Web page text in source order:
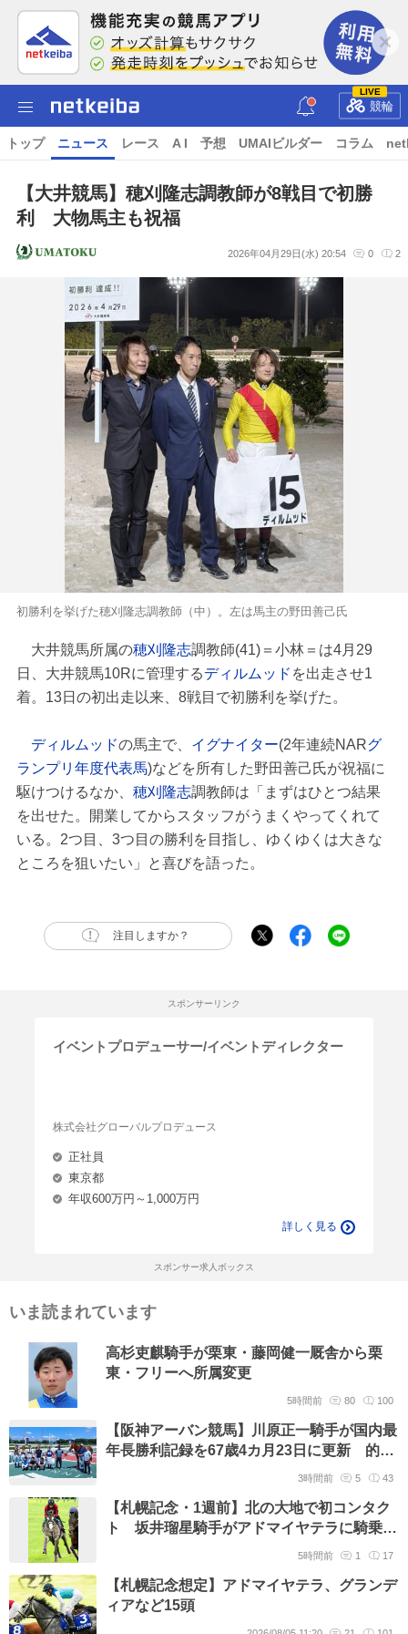
LIVE
競輪
トップ ニュース レース A I 予想 UMAIビルダー コラム
【大井競馬】穂刈隆志調教師が8戦目で初勝
利 大物馬主も祝福
2026年04月29日(水) 20:54 0 2
初勝利を挙げた穂刈隆志調教師（中）。左は馬主の野田善己氏
大井競馬所属の穂刈隆志調教師(41)＝小林＝は4月29
日、大井競馬10Rに管理するディルムッド を出走させ1
着。13日の初出走以来、8戦目で初勝利を挙げた。
ディルムッドの馬主で、 イグナイター(2年連続NARグ
ランプリ 年度代表馬)などを所有した野田善己氏が祝福に
駆けつけるなか、 穂刈隆志調教師は「まずはひとつ結果
を出せた。開業してからスタッフがうまくやってくれて
いる。2つ目、3つ目の勝利を目指し、ゆくゆくは大きな
ところを狙いたい」と喜びを語った。
注目しますか？
スポンサーリンク
イベントプロデューサー/イベントディレクター
株式会社グローバルプロデュース
正社員
東京都
年収600万円～1,000万円
詳しく見る
スポンサー求人ボックス
いま読まれています
高杉吏麒騎手が栗東・藤岡健一厩舎から栗
東・フリーへ所属変更
5時間前 80 100
【阪神アーバン競馬】川原正一騎手が国内最
年長勝利記録を67歳4カ月23日に更新 的場
3時間前 5 43
【札幌記念・1週前】北の大地で初コンタク
ト 坂井瑠星騎手がアドマイヤテラに騎乗
「イメージしていた通りで…」5時間前 1 17
【札幌記念想定】アドマイヤテラ、グランデ
ィアなど15頭